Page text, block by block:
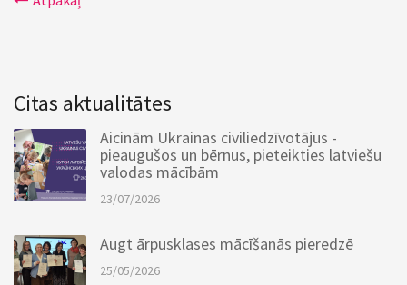
Citas aktualitātes
Aicinām Ukrainas civiliedzīvotājus -
pieaugušos un bērnus, pieteikties latviešu
valodas mācībām
23/07/2026
Augt ārpusklases mācīšanās pieredzē
25/05/2026